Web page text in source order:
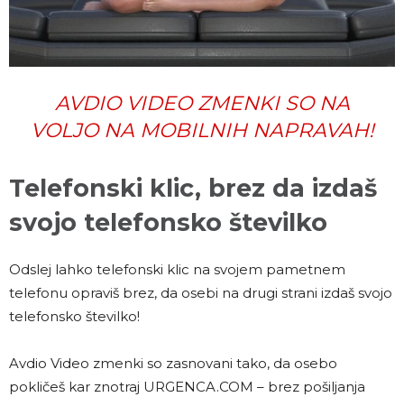
AVDIO VIDEO ZMENKI SO NA
VOLJO NA MOBILNIH NAPRAVAH!
Telefonski klic, brez da izdaš
svojo telefonsko številko
Odslej lahko telefonski klic na svojem pametnem
telefonu opraviš brez, da osebi na drugi strani izdaš svojo
telefonsko številko!
Avdio Video zmenki so zasnovani tako, da osebo
pokličeš kar znotraj URGENCA.COM – brez pošiljanja